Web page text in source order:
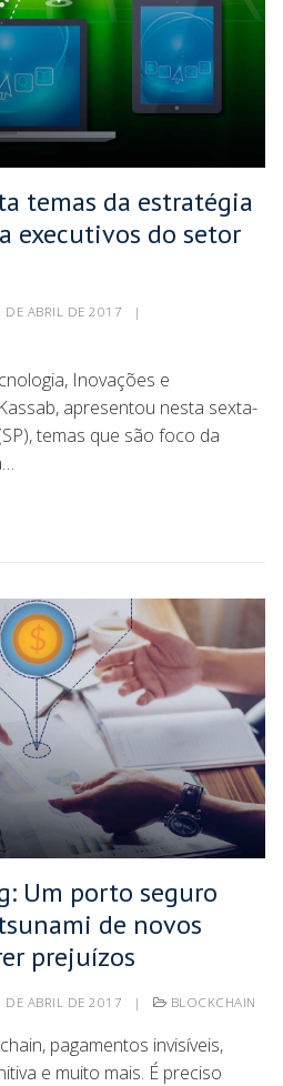
temas da estratégia
executivos do setor
DE ABRIL DE 2017
|
Inovações e
apresentou nesta sexta-
temas que são foco da
Um porto seguro
de novos
prejuízos
DE ABRIL DE 2017 | BLOCKCHAIN
pagamentos invisíveis,
e muito mais. É preciso